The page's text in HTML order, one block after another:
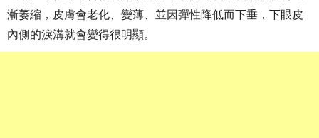
漸萎縮，皮膚會老化、變薄、並因彈性降低而下垂，下眼皮
內側的淚溝就會變得很明顯。